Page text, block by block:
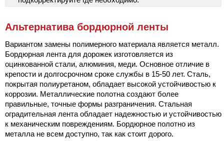
Альтернатива бордюрной ленты
Вариантом замены полимерного материала является металл.
Бордюрная лента для дорожек изготовляется из
оцинкованной стали, алюминия, меди. Основное отличие в
крепости и долгосрочном сроке службы в 15-50 лет. Сталь,
покрытая полиуретаном, обладает высокой устойчивостью к
коррозии. Металлические полотна создают более
правильные, точные формы разграничения. Стальная
оградительная лента обладает надежностью и устойчивостью
к механическим повреждениям. Бордюрное полотно из
металла не всем доступно, так как стоит дорого.